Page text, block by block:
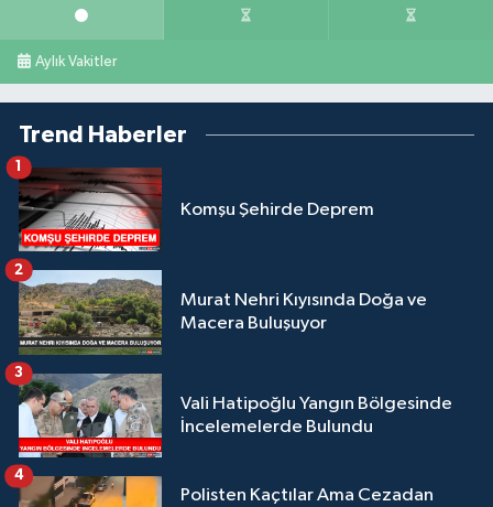
Aylık Vakitler
Trend Haberler
Komşu Şehirde Deprem
1
Murat Nehri Kıyısında Doğa ve
Macera Buluşuyor
2
Vali Hatipoğlu Yangın Bölgesinde
İncelemelerde Bulundu
3
Polisten Kaçtılar Ama Cezadan
4